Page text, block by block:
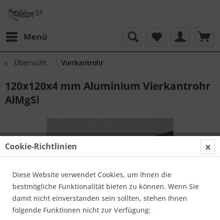
Menü
Übersicht Vierkantrohr
120x120x4 mm Aluminium Vierkantrohr
AlMgSi
Cookie-Richtlinien
Diese Website verwendet Cookies, um Ihnen die
bestmögliche Funktionalität bieten zu können. Wenn Sie
damit nicht einverstanden sein sollten, stehen Ihnen
folgende Funktionen nicht zur Verfügung: